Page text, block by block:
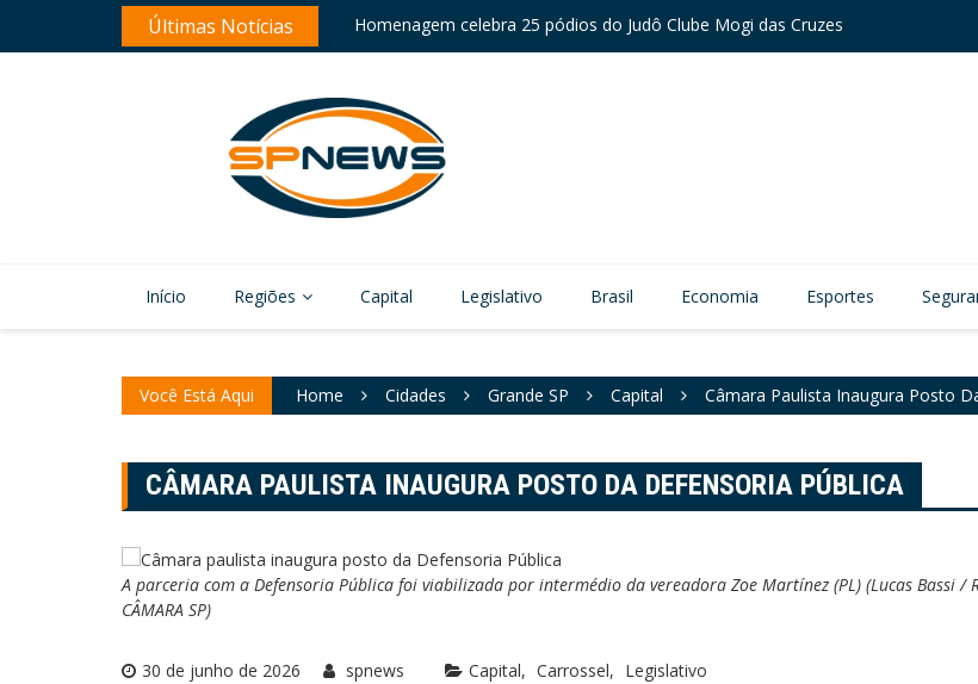
Últimas Notícias
Arujá registra 1.218 empregos gerados no primeiro semestre
Início Regiões Capital Legislativo Brasil Economia Esportes
Você Está Aqui Home Cidades Grande SP Capital Câmara Paulista Inaugura Posto
CÂMARA PAULISTA INAUGURA POSTO DA DEFENSORIA PÚBLICA
A parceria com a Defensoria Pública foi viabilizada por intermédio da vereadora Zoe Martínez (PL) (Lucas Bassi /
CÂMARA SP)
30 de junho de 2026 spnews Capital Carrossel Legislativo